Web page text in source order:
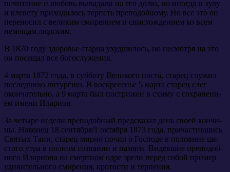
по­чи­та­ние и лю­бовь вы­па­да­ли на его до­лю, но ино­гда и ху­лу
и кле­ве­ту при­хо­ди­лось тер­петь пре­по­доб­но­му. Но все это он
пе­ре­но­сил с ве­ли­ким сми­ре­ни­ем и снис­хож­де­ни­ем ко всем
немо­щам люд­ским.
В 1870 го­ду здо­ро­вье стар­ца ухуд­ши­лось, но несмот­ря на это
он по­се­щал все бо­го­слу­же­ния.
4 мар­та 1872 го­да, в суб­бо­ту Ве­ли­ко­го по­ста, ста­рец слу­жил
по­след­нюю ли­тур­гию. В вос­кре­се­нье 5 мар­та ста­рец слег
окон­ча­тель­но, а 9 мар­та был по­стри­жен в схи­му с со­хра­не­ни­
ем име­ни Ила­ри­он.
За че­ты­ре неде­ли пре­по­доб­ный пред­ска­зал день сво­ей кон­чи­
ны. На­ко­нец 18 сен­тяб­ря/1 ок­тяб­ря 1873 го­да, при­ча­стив­шись
Свя­тых Та­ин, ста­рец мир­но по­чил о Гос­по­де в по­ло­вине ше­
сто­го утра в пол­ном со­зна­нии и па­мя­ти. Ви­дев­шие пре­по­доб­
но­го Ила­ри­о­на на смерт­ном од­ре зре­ли пе­ред со­бой при­мер
уди­ви­тель­но­го сми­ре­ния, кро­то­сти и тер­пе­ния.